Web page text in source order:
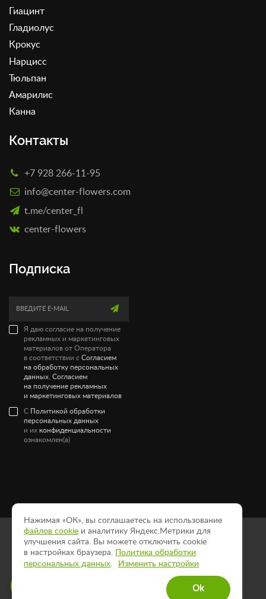
Гиацинт
Гладиолус
Крокус
Нарцисс
Тюльпан
Амарилис
Канна
Контакты
+7 928 266-11-95
info@center-flowers.com
t.me/center_fl
сenter-flowers
Подписка
Я даю согласие на получение
рекламных и маркетинговых
материалов от Оператора
в соответствии с Согласием
на обработку персональных
данных Согласием
на получение рекламных
и маркетинговых материалов
С Политикой обработки
персональных данных
и их конфиденциальности
ознакомлен(а)
Компания Center-Flowers.
Политика конфиденциальности
Пользовательское соглашение
Согласие на рассылку
Нажимая «ОК», вы соглашаетесь на использование
файлов cookie и аналитику Яндекс.Метрики для
улучшения сайта. Вы можете отключить cookie
в настройках браузера.
Политика обработки
персональных данных. Изменить настройки
Ok